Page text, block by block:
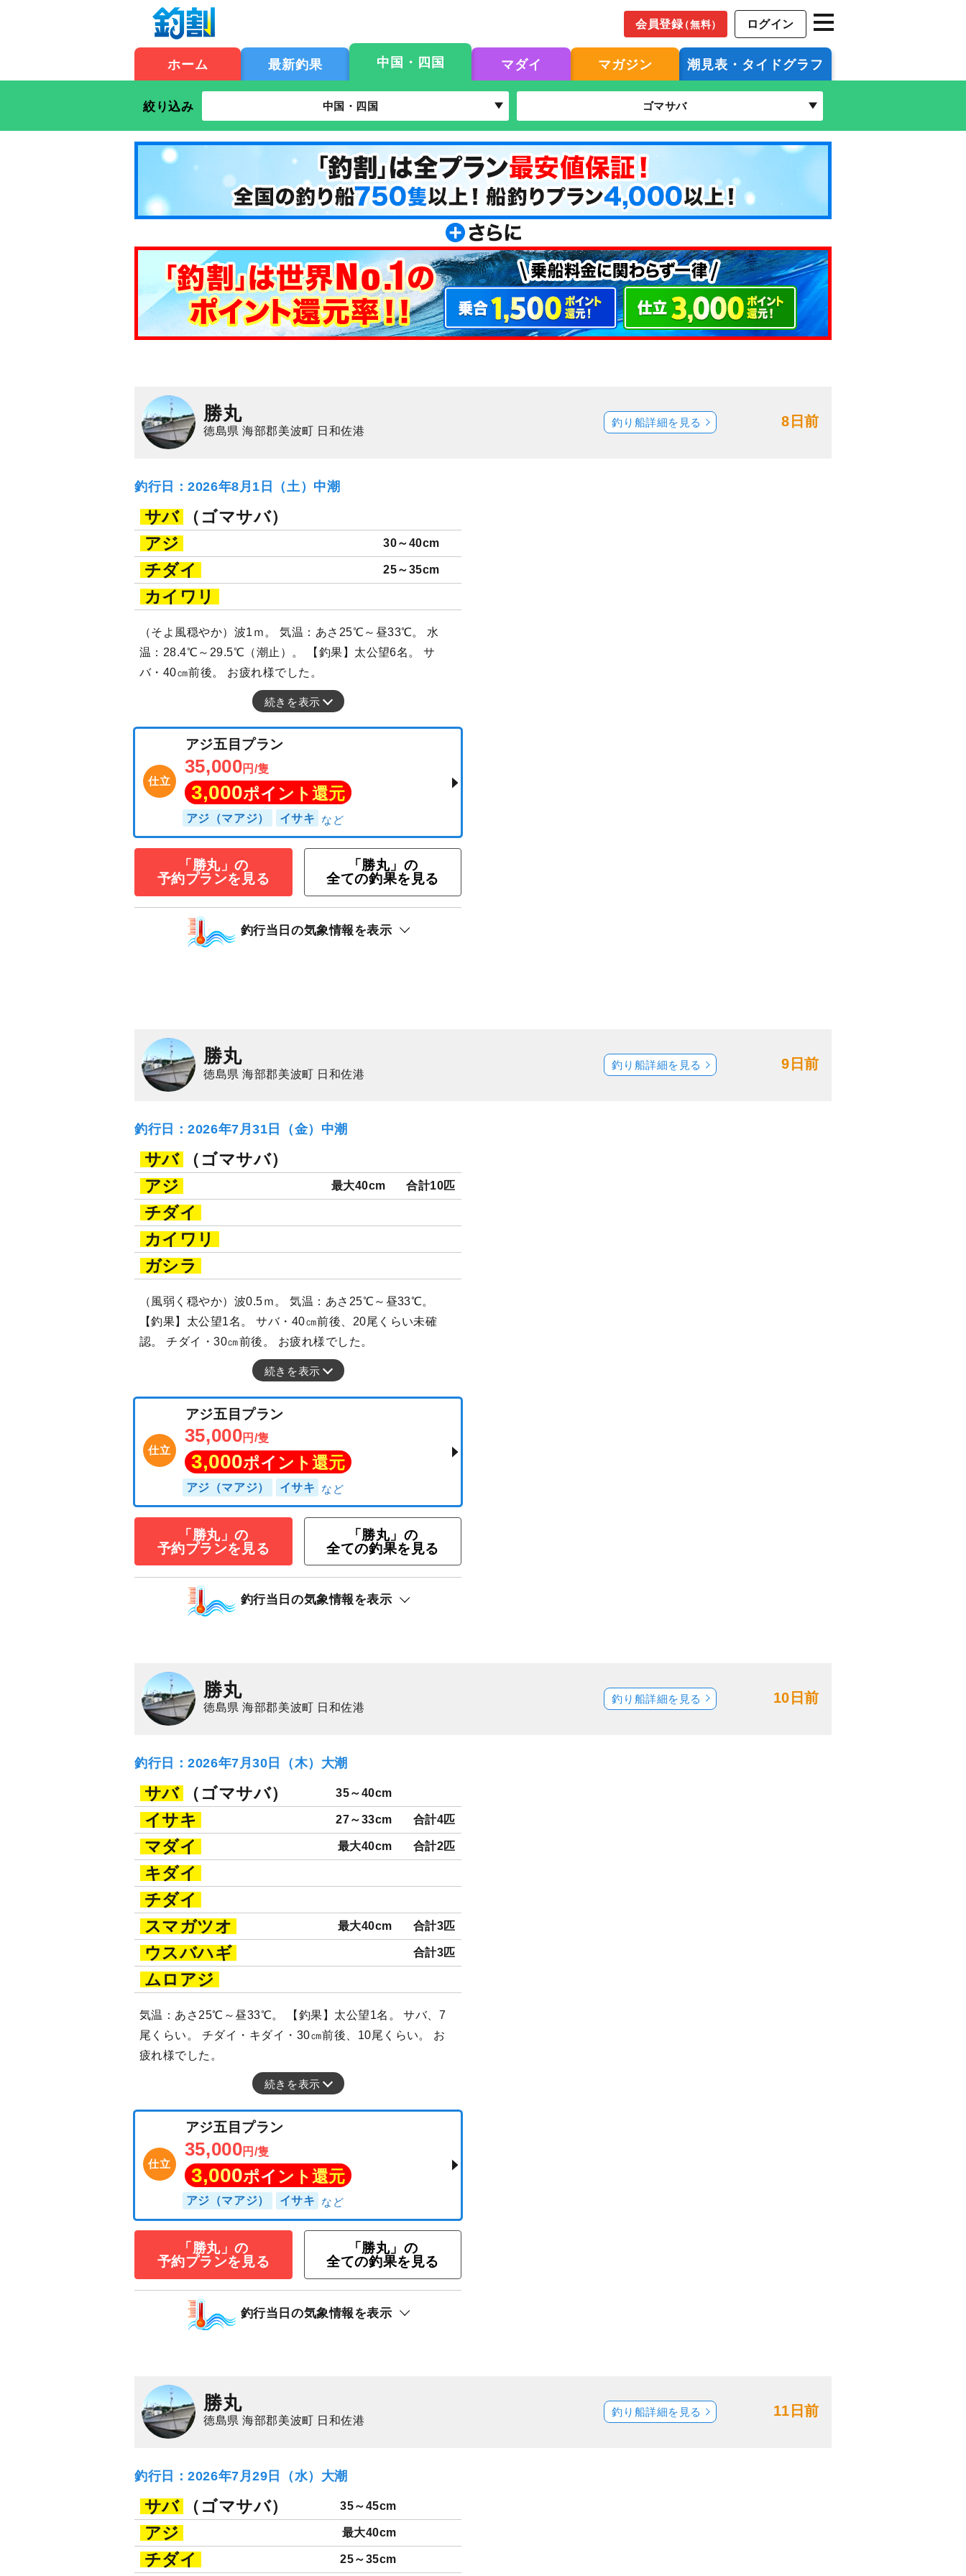
会員登録（無料） ログイン
ホーム 最新釣果 中国・四国 マダイ マガジン 潮見表・タイドグラフ
絞り込み 中国・四国 ゴマサバ
勝丸
徳島県 海部郡美波町 日和佐港
8日前
釣り船詳細を見る
釣行日：2026年8月1日（土）中潮
サバ
（ゴマサバ）
アジ
30～40cm
チダイ 25～35cm
カイワリ
（そよ風穏やか）波1ｍ。 気温：あさ25℃～昼33℃。 水
温：28.4℃～29.5℃（潮止）。 【釣果】太公望6名。 サ
バ・40㎝前後。 お疲れ様でした。
続きを表示
仕立
アジ五目プラン
35,000円/隻
3,000 ポイント還元
アジ（マアジ） イサキ
「勝丸」の
予約プランを見る
「勝丸」の
全ての釣果を見る
釣行当日の気象情報を表示
勝丸
徳島県 海部郡美波町 日和佐港
9日前
釣り船詳細を見る
釣行日：2026年7月31日（金）中潮
サバ
（ゴマサバ）
アジ
最大40cm 合計10匹
チダイ
カイワリ
ガシラ
（風弱く穏やか）波0.5ｍ。 気温：あさ25℃～昼33℃。
【釣果】太公望1名。 サバ・40㎝前後、20尾くらい未確
認。 チダイ・30㎝前後。 お疲れ様でした。
続きを表示
仕立
アジ五目プラン
35,000円/隻
3,000ポイント還元
アジ（マアジ）
「勝丸」の
予約プランを見る
「勝丸」の
全ての釣果を見る
釣行当日の気象情報を表示
勝丸
徳島県 海部郡美波町 日和佐港
10日前
釣り船詳細を見る
釣行日：2026年7月30日（木）大潮
サバ （ゴマサバ） 35～40cm
イサキ 27～33cm 合計4匹
マダイ 最大40cm 合計2匹
キダイ
チダイ
スマガツオ
最大40cm 合計3匹
ウスバハギ 合計3匹
ムロアジ
気温：あさ25℃～昼33℃。 【釣果】太公望1名。 サバ、7
尾くらい。 チダイ・キダイ・30㎝前後、10尾くらい。 お
疲れ様でした。
続きを表示
アジ五目プラン
35,000
アジ（マアジ）
「勝丸」の
予約プランを見る
「勝丸」の
全ての釣果を見る
釣行当日の気象情報を表示
勝丸
徳島県 海部郡美波町 日和佐港
11日前
釣り船詳細を見る
釣行日：2026年7月29日（水）大潮
サバ （ゴマサバ） 35～45cm
アジ 最大40cm
チダイ 25～35cm